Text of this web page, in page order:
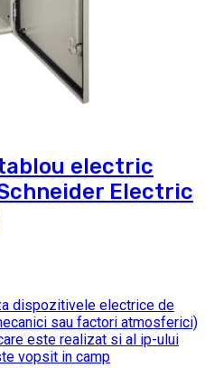
electric
Electric
dispozitivele electrice de
sau factori atmosferici)
este realizat si al ip-ului
vopsit in camp